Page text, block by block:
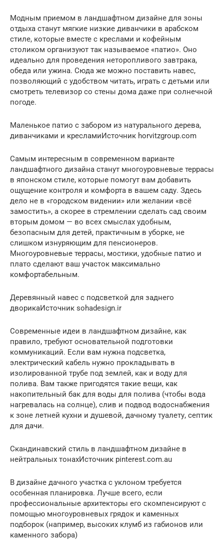
Модным приемом в ландшафтном дизайне для зоны
отдыха станут мягкие низкие диванчики в арабском
стиле, которые вместе с креслами и кофейным
столиком организуют так называемое «патио». Оно
идеально для проведения неторопливого завтрака,
обеда или ужина. Сюда же можно поставить навес,
позволяющий с удобством читать, играть с детьми или
смотреть телевизор со стены дома даже при солнечной
погоде.
Маленькое патио с забором из натурального дерева,
диванчиками и кресламиИсточник horvitzgroup.com
Самым интересным в современном варианте
ландшафтного дизайна станут многоуровневые террасы
в японском стиле, которые помогут вам добавить
ощущение контроля и комфорта в вашем саду. Здесь
дело не в «городском видении» или желании «всё
замостить», а скорее в стремлении сделать сад своим
вторым домом — во всех смыслах удобным,
безопасным для детей, практичным в уборке, не
слишком изнуряющим для пенсионеров.
Многоуровневые террасы, мостики, удобные патио и
плато сделают ваш участок максимально
комфортабельным.
Деревянный навес с подсветкой для заднего
дворикаИсточник sohadesign.ir
Современные идеи в ландшафтном дизайне, как
правило, требуют основательной подготовки
коммуникаций. Если вам нужна подсветка,
электрический кабель нужно прокладывать в
изолированной трубе под землей, как и воду для
полива. Вам также пригодятся такие вещи, как
накопительный бак для воды для полива (чтобы вода
нагревалась на солнце), слив и подвод водоснабжения
к зоне летней кухни и душевой, дачному туалету, септик
для дачи.
Скандинавский стиль в ландшафтном дизайне в
нейтральных тонахИсточник pinterest.com.au
В дизайне дачного участка с уклоном требуется
особенная планировка. Лучше всего, если
профессиональные архитекторы его скомпенсируют с
помощью многоуровневых грядок и каменных
подборок (например, высоких клумб из габионов или
каменного забора)